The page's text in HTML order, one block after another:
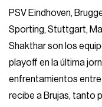
PSV Eindhoven,
Sporting, Stuttgart,
Shakthar son los
playoff en la última
enfrentamientos
recibe a Brujas, tanto